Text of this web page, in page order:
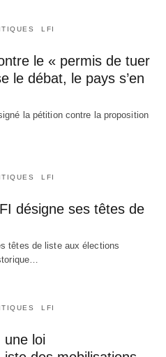
LFI
le « permis de tuer
le débat, le pays s’en
la pétition contre la proposition
LFI
désigne ses têtes de
têtes de liste aux élections
LFI
une loi